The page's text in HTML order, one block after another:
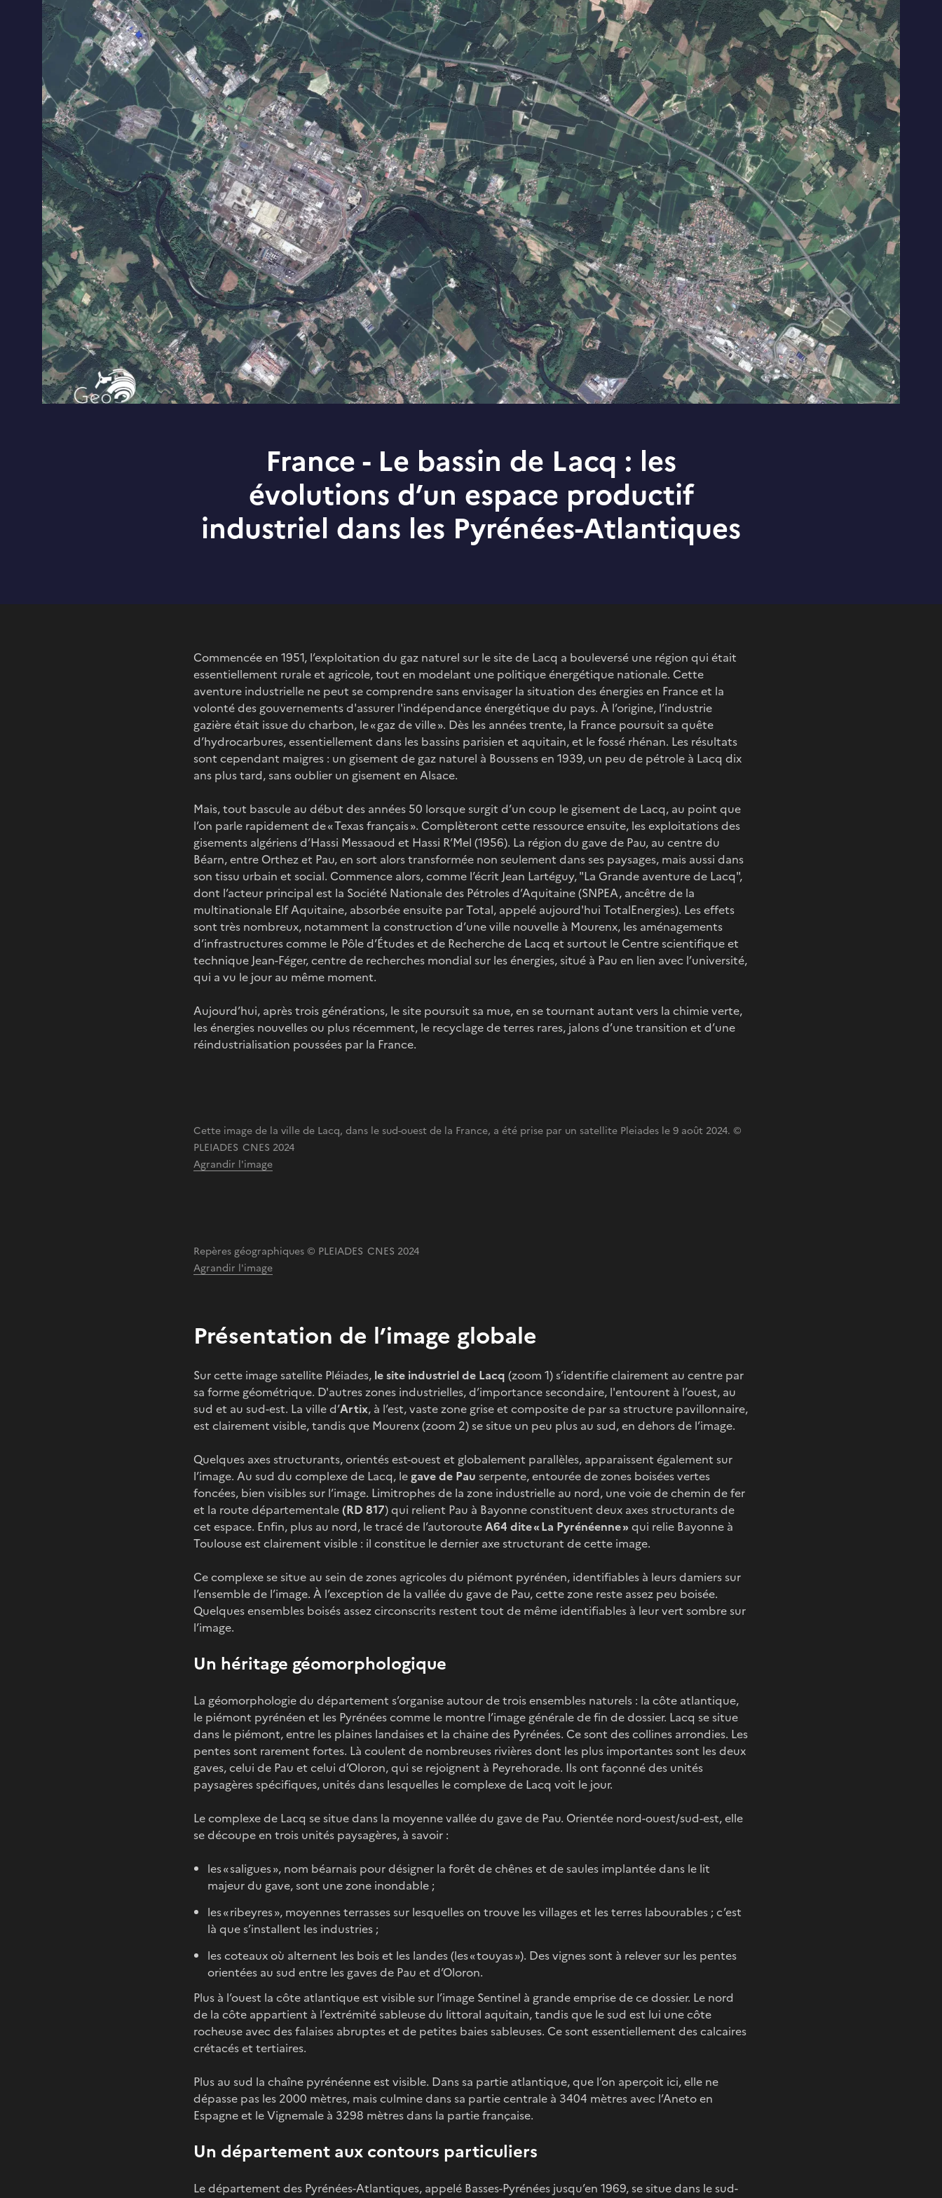
France - Le bassin de Lacq : les
évolutions d’un espace productif
industriel dans les Pyrénées-Atlantiques
Commencée en 1951, l’exploitation du gaz naturel sur le site de Lacq a bouleversé une région qui était
essentiellement rurale et agricole, tout en modelant une politique énergétique nationale. Cette
aventure industrielle ne peut se comprendre sans envisager la situation des énergies en France et la
volonté des gouvernements d'assurer l'indépendance énergétique du pays. À l’origine, l’industrie
gazière était issue du charbon, le « gaz de ville ». Dès les années trente, la France poursuit sa quête
d’hydrocarbures, essentiellement dans les bassins parisien et aquitain, et le fossé rhénan. Les résultats
sont cependant maigres : un gisement de gaz naturel à Boussens en 1939, un peu de pétrole à Lacq dix
ans plus tard, sans oublier un gisement en Alsace.
Mais, tout bascule au début des années 50 lorsque surgit d’un coup le gisement de Lacq, au point que
l’on parle rapidement de « Texas français ». Complèteront cette ressource ensuite, les exploitations des
gisements algériens d’Hassi Messaoud et Hassi R’Mel (1956). La région du gave de Pau, au centre du
Béarn, entre Orthez et Pau, en sort alors transformée non seulement dans ses paysages, mais aussi dans
son tissu urbain et social. Commence alors, comme l’écrit Jean Lartéguy, "La Grande aventure de Lacq",
dont l’acteur principal est la Société Nationale des Pétroles d’Aquitaine (SNPEA, ancêtre de la
multinationale Elf Aquitaine, absorbée ensuite par Total, appelé aujourd'hui TotalEnergies). Les effets
sont très nombreux, notamment la construction d’une ville nouvelle à Mourenx, les aménagements
d’infrastructures comme le Pôle d’Études et de Recherche de Lacq et surtout le Centre scientifique et
technique Jean-Féger, centre de recherches mondial sur les énergies, situé à Pau en lien avec l’université,
qui a vu le jour au même moment.
Aujourd’hui, après trois générations, le site poursuit sa mue, en se tournant autant vers la chimie verte,
les énergies nouvelles ou plus récemment, le recyclage de terres rares, jalons d’une transition et d’une
réindustrialisation poussées par la France.
Cette image de la ville de Lacq, dans le sud-ouest de la France, a été prise par un satellite Pleiades le 9 août 2024. ©
PLEIADES CNES 2024
Agrandir l'image
Repères géographiques © PLEIADES CNES 2024
Agrandir l'image
Présentation de l’image globale
Sur cette image satellite Pléiades, le site industriel de Lacq (zoom 1) s’identifie clairement au centre par
sa forme géométrique. D'autres zones industrielles, d’importance secondaire, l'entourent à l’ouest, au
sud et au sud-est. La ville d’Artix, à l’est, vaste zone grise et composite de par sa structure pavillonnaire,
est clairement visible, tandis que Mourenx (zoom 2) se situe un peu plus au sud, en dehors de l’image.
Quelques axes structurants, orientés est-ouest et globalement parallèles, apparaissent également sur
l’image. Au sud du complexe de Lacq, le gave de Pau serpente, entourée de zones boisées vertes
foncées, bien visibles sur l’image. Limitrophes de la zone industrielle au nord, une voie de chemin de fer
et la route départementale(RD 817) qui relient Pau à Bayonne constituent deux axes structurants de
cet espace. Enfin, plus au nord, le tracé de l’autorouteA64 dite « La Pyrénéenne »qui relie Bayonne à
Toulouse est clairement visible : il constitue le dernier axe structurant de cette image.
Ce complexe se situe au sein de zones agricoles du piémont pyrénéen, identifiables à leurs damiers sur
l’ensemble de l’image. À l’exception de la vallée du gave de Pau, cette zone reste assez peu boisée.
Quelques ensembles boisés assez circonscrits restent tout de même identifiables à leur vert sombre sur
l’image.
Un héritage géomorphologique
La géomorphologie du département s’organise autour de trois ensembles naturels : la côte atlantique,
le piémont pyrénéen et les Pyrénées comme le montre l’image générale de fin de dossier. Lacq se situe
dans le piémont, entre les plaines landaises et la chaine des Pyrénées. Ce sont des collines arrondies. Les
pentes sont rarement fortes. Là coulent de nombreuses rivières dont les plus importantes sont les deux
gaves, celui de Pau et celui d’Oloron, qui se rejoignent à Peyrehorade. Ils ont façonné des unités
paysagères spécifiques, unités dans lesquelles le complexe de Lacq voit le jour.
Le complexe de Lacq se situe dans la moyenne vallée du gave de Pau. Orientée nord-ouest/sud-est, elle
se découpe en trois unités paysagères, à savoir :
les « saligues », nom béarnais pour désigner la forêt de chênes et de saules implantée dans le lit
majeur du gave, sont une zone inondable ;
les « ribeyres », moyennes terrasses sur lesquelles on trouve les villages et les terres labourables ; c’est
là que s’installent les industries ;
les coteaux où alternent les bois et les landes (les « touyas »). Des vignes sont à relever sur les pentes
orientées au sud entre les gaves de Pau et d’Oloron.
Plus à l’ouest la côte atlantique est visible sur l’image Sentinel à grande emprise de ce dossier. Le nord
de la côte appartient à l’extrémité sableuse du littoral aquitain, tandis que le sud est lui une côte
rocheuse avec des falaises abruptes et de petites baies sableuses. Ce sont essentiellement des calcaires
crétacés et tertiaires.
Plus au sud la chaîne pyrénéenne est visible. Dans sa partie atlantique, que l’on aperçoit ici, elle ne
dépasse pas les 2000 mètres, mais culmine dans sa partie centrale à 3404 mètres avec l’Aneto en
Espagne et le Vignemale à 3298 mètres dans la partie française.
Un département aux contours particuliers
Le département des Pyrénées-Atlantiques, appelé Basses-Pyrénées jusqu’en 1969, se situe dans le sud-